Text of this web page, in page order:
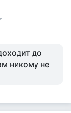
до
никому не